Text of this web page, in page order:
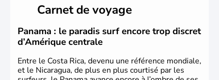
Carnet de voyage
Panama : le paradis surf encore trop discret
d’Amérique centrale
Entre le Costa Rica, devenu une référence mondiale,
et le Nicaragua, de plus en plus courtisé par les